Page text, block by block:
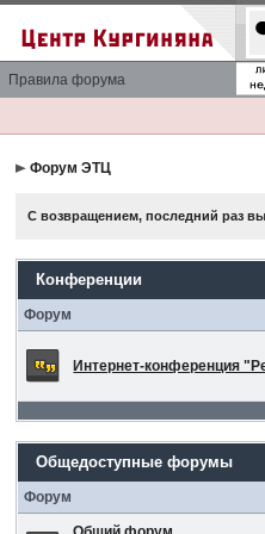
Правила форума
Форум ЭТЦ
С возвращением, последний раз
Конференции
Форум
Интернет-конференция
Общедоступные форумы
Форум